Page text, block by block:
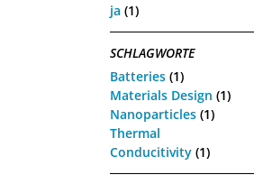
ja (1)
SCHLAGWORTE
Batteries (1)
Materials Design (1)
Nanoparticles (1)
Thermal
Conducitivity (1)